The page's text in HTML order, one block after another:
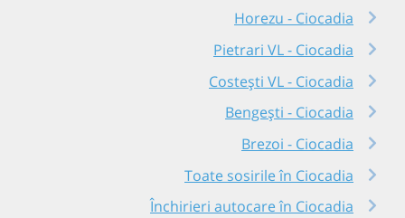
Horezu - Ciocadia
Pietrari VL - Ciocadia
Costești VL - Ciocadia
Bengești - Ciocadia
Brezoi - Ciocadia
Toate sosirile în Ciocadia
Închirieri autocare în Ciocadia